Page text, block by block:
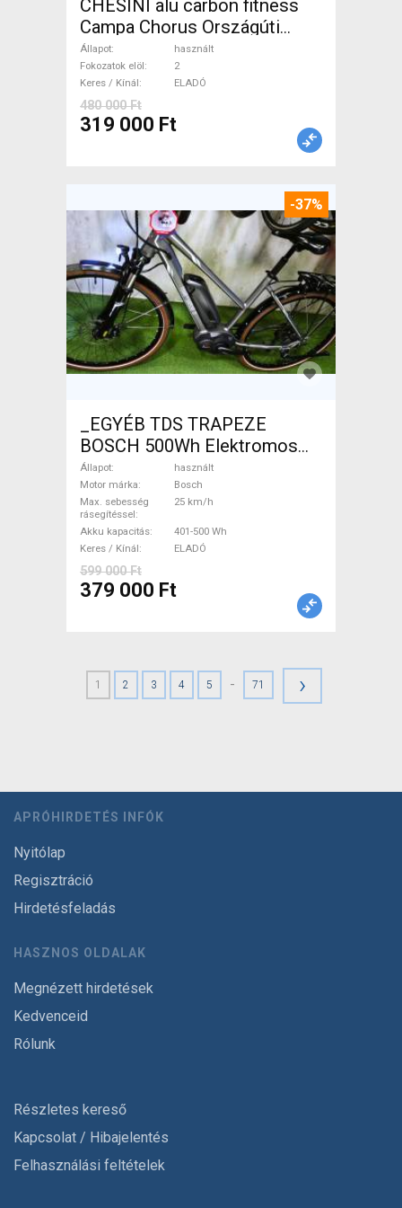
CHESINI alu carbon fitness
Campa Chorus Országúti
használt ELADÓ
Állapot
használt
Fokozatok elöl
2
Keres / Kínál
ELADÓ
480 000 Ft
319 000 Ft
-37%
_EGYÉB TDS TRAPEZE
BOSCH 500Wh Elektromos
Trekking/cross 25 km/h
Bosch 401-500 Wh használt
ELADÓ
Állapot
használt
Motor márka
Bosch
Max. sebesség
rásegítéssel
25 km/h
Akku kapacitás
401-500 Wh
Keres / Kínál
ELADÓ
599 000 Ft
379 000 Ft
1 2 3 4 5 - 71 ›
APRÓHIRDETÉS INFÓK
Nyitólap
Regisztráció
Hirdetésfeladás
HASZNOS OLDALAK
Megnézett hirdetések
Kedvenceid
Rólunk
Részletes kereső
Kapcsolat / Hibajelentés
Felhasználási feltételek